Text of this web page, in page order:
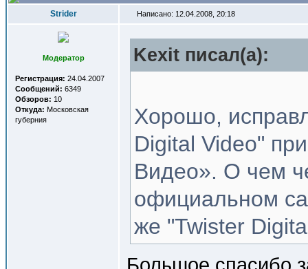
Strider Написано: 12.04.2008, 20:18
Модератор
Регистрация: 24.04.2007
Сообщений: 6349
Обзоров: 10
Откуда: Московская
губерния
Kexit писал(a):
Хорошо,
Digital Video"
Видео». О чем
официальном
же "Twister